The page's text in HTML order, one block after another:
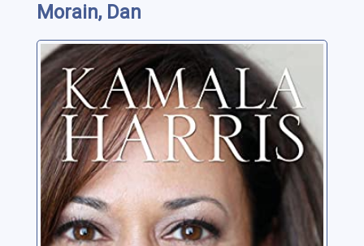
Morain, Dan